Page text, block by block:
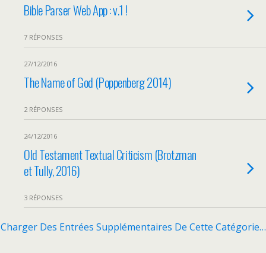
Bible Parser Web App : v.1 !
7 RÉPONSES
27/12/2016
The Name of God (Poppenberg 2014)
2 RÉPONSES
24/12/2016
Old Testament Textual Criticism (Brotzman
et Tully, 2016)
3 RÉPONSES
Charger Des Entrées Supplémentaires De Cette Catégorie…